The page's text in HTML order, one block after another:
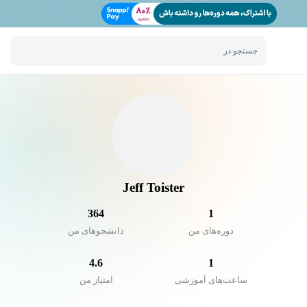
جستجو در
Jeff Toister
1
دوره‌های من
364
دانشجو‌های من
1
ساعت‌های آموزشی
4.6
امتیاز من